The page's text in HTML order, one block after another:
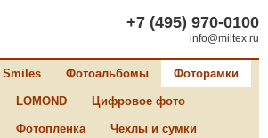
+7 (495) 970-0100
info@miltex.ru
Smiles Фотоальбомы Фоторамки
LOMOND Цифровое фото
Фотопленка Чехлы и сумки